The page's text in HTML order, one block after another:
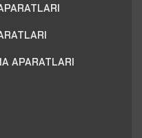
APARATLARI